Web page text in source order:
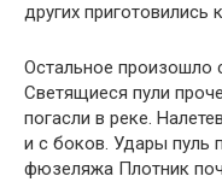
других приготовились
Остальное произошло
Светящиеся пули
погасли в реке.
и с боков. Удары пуль
фюзеляжа Плотник